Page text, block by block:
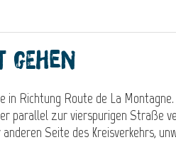
gehen
in Richtung Route de La
parallel zur vierspurigen Straße
Seite des Kreisverkehrs,